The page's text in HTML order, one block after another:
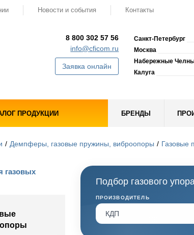
Новости и события Контакты
8 800 302 57 56
info@cficom.ru
Заявка онлайн
Санкт-Петербург
Москва
Набережные
Калуга
ПРОДУКЦИИ БРЕНДЫ
Демпферы, газовые пружины, виброопоры Газовые
газовых
Подбор газового
ПРОИЗВОДИТЕЛЬ